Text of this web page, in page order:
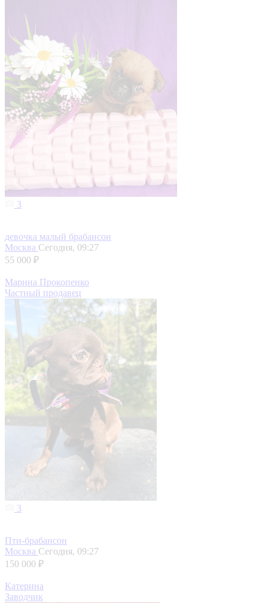
3
девочка малый брабансон
Москва Сегодня, 09:27
55 000 ₽
Марина Прокопенко
Частный продавец
3
Пти-брабансон
Москва Сегодня, 09:27
150 000 ₽
Катерина
Заводчик